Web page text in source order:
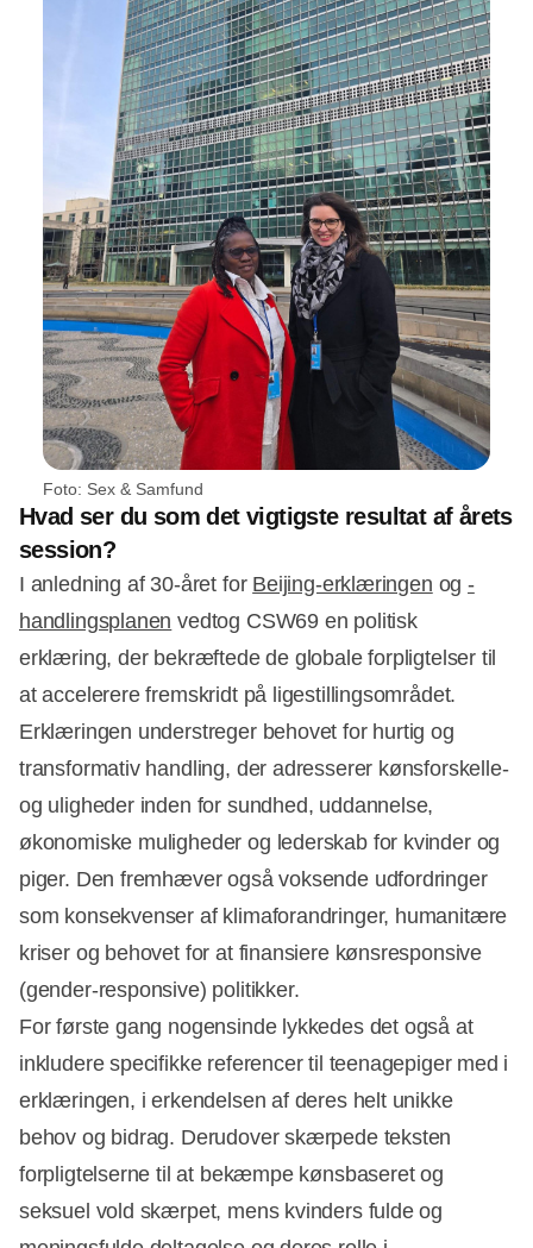
Foto: Sex & Samfund
Hvad ser du som det vigtigste resultat af årets
session?
I anledning af 30-året for Beijing-erklæringen og-
handlingsplanen vedtog CSW69 en politisk
erklæring, der bekræftede de globale forpligtelser til
at accelerere fremskridt på ligestillingsområdet.
Erklæringen understreger behovet for hurtig og
transformativ handling, der adresserer kønsforskelle-
og uligheder inden for sundhed, uddannelse,
økonomiske muligheder og lederskab for kvinder og
piger. Den fremhæver også voksende udfordringer
som konsekvenser af klimaforandringer, humanitære
kriser og behovet for at finansiere kønsresponsive
(gender-responsive) politikker.
For første gang nogensinde lykkedes det også at
inkludere specifikke referencer til teenagepiger med i
erklæringen, i erkendelsen af deres helt unikke
behov og bidrag. Derudover skærpede teksten
forpligtelserne til at bekæmpe kønsbaseret og
seksuel vold skærpet, mens kvinders fulde og